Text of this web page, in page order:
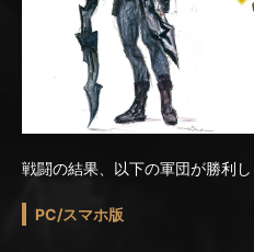
戦闘の結果、以下の軍団が勝利し
PC/スマホ版